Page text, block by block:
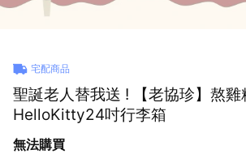
宅配商品
聖誕老人替我送 ! 【老協珍】熬
HelloKitty24吋行李箱
無法購買